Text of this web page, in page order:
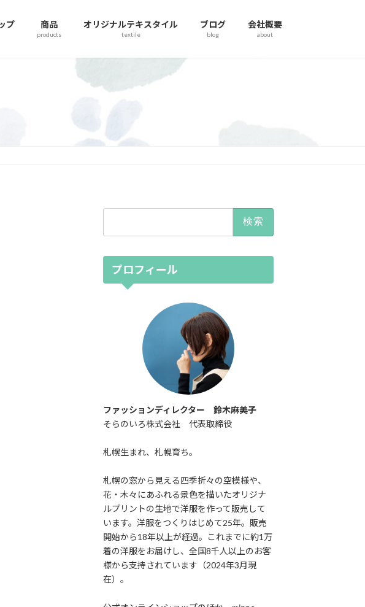
プ 商品
products
オリジナルテキスタイル
textile
ブログ
blog
会社概要
about
プロフィール
ファッションディレクター 鈴木麻美子
そらのいろ株式会社 代表取締役
札幌生まれ、札幌育ち。
札幌の窓から見える四季折々の空模様や、
花・木々にあふれる景色を描いたオリジナ
ルプリントの生地で洋服を作って販売して
います。洋服をつくりはじめて25年。販売
開始から18年以上が経過。これまでに約1万
着の洋服をお届けし、全国8千人以上のお客
様から支持されています（2024年3月現
在）。